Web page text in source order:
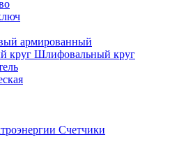
армированный
Шлифовальный круг
Счетчики